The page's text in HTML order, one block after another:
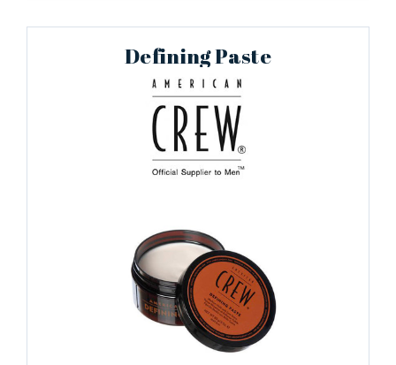
Defining Paste